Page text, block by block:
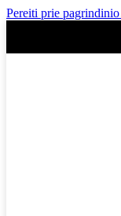
Pereiti prie